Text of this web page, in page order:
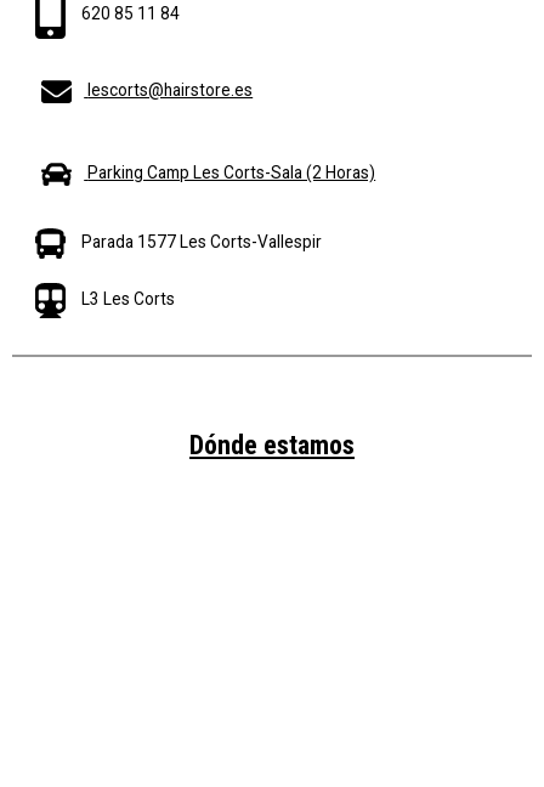
620 85 11 84
lescorts@hairstore.es
Parking Camp Les Corts-Sala (2 Horas)
Parada 1577 Les Corts-Vallespir
L3 Les Corts
Dónde estamos